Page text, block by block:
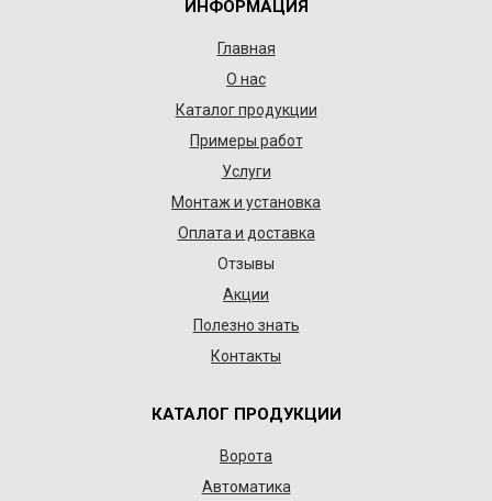
ИНФОРМАЦИЯ
Главная
О нас
Каталог продукции
Примеры работ
Услуги
Монтаж и установка
Оплата и доставка
Отзывы
Акции
Полезно знать
Контакты
КАТАЛОГ ПРОДУКЦИИ
Ворота
Автоматика